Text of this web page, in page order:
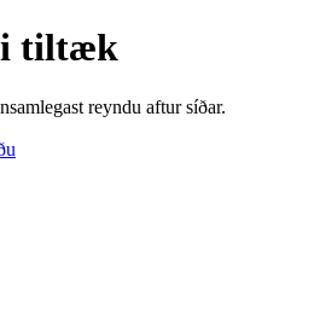
tiltæk
reyndu aftur síðar.